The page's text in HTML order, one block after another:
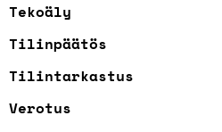
Tekoäly
Tilinpäätös
Tilintarkastus
Verotus